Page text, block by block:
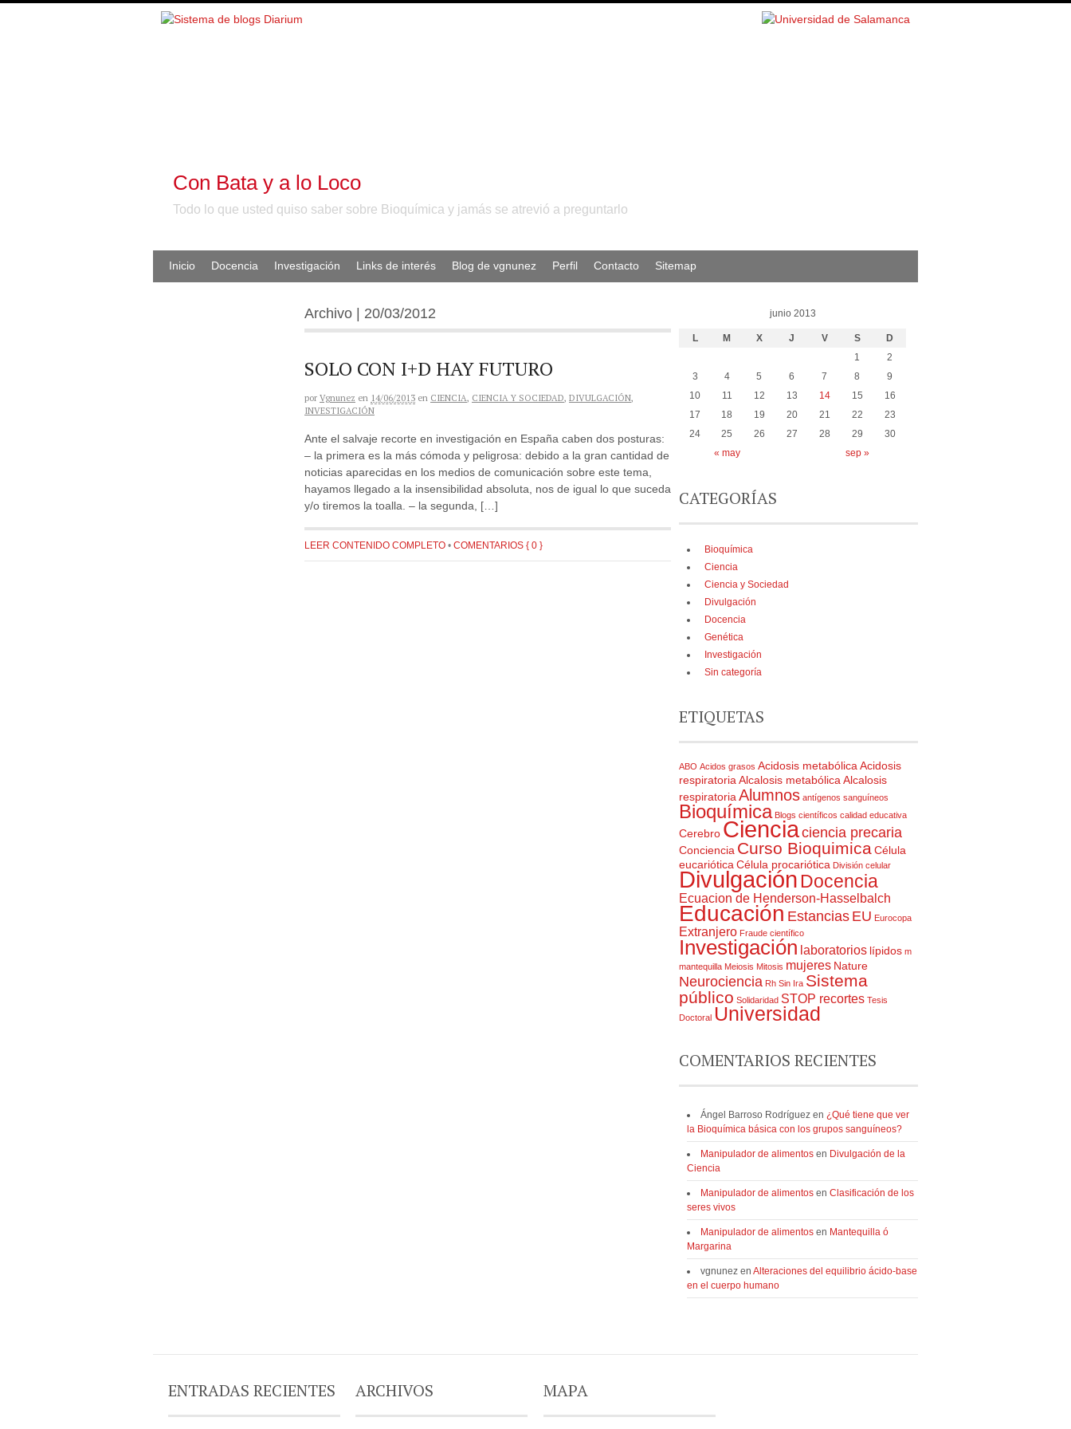
Con Bata y a lo Loco
Todo lo que usted quiso saber sobre Bioquímica y jamás se atrevió a preguntarlo
Inicio Docencia Investigación Links de interés Blog de vgnunez Perfil Contacto Sitemap
Archivo | 20/03/2012
SOLO CON I+D HAY FUTURO
por Vgnunez en 14/06/2013 en CIENCIA, CIENCIA Y SOCIEDAD, DIVULGACIÓN,
INVESTIGACIÓN
Ante el salvaje recorte en investigación en España caben dos posturas:
– la primera es la más cómoda y peligrosa: debido a la gran cantidad de
noticias aparecidas en los medios de comunicación sobre este tema,
hayamos llegado a la insensibilidad absoluta, nos de igual lo que suceda
y/o tiremos la toalla. – la segunda, […]
LEER CONTENIDO COMPLETO • COMENTARIOS { 0 }
junio 2013
L M X J V S D
« may sep »
1
2
3
4 5 6 7 8
9
10
11 12 13 14 15
16
17
18 19 20 21 22
23
24
25 26 27 28 29 30
CATEGORÍAS
Bioquímica
Ciencia
Ciencia y Sociedad
Divulgación
Docencia
Genética
Investigación
Sin categoría
ETIQUETAS
ABO Acidos grasos Acidosis metabólica Acidosis
respiratoria Alcalosis metabólica Alcalosis
respiratoria Alumnos antígenos sanguíneos
Bioquímica Blogs científicos calidad educativa
Cerebro Cienciaciencia precaria
Conciencia Curso Bioquimica Célula
eucariótica Célula procariótica División celular
DivulgaciónDocencia
Ecuacion de Henderson-Hasselbalch
Educación Estancias EU Eurocopa
Extranjero Fraude científico
Investigación laboratorios lípidos m
mantequilla Meiosis Mitosis mujeres Nature
Neurociencia Rh Sin Ira Sistema
público Solidaridad STOP recortes Tesis
Doctoral Universidad
COMENTARIOS RECIENTES
Ángel Barroso Rodríguez en ¿Qué tiene que ver
la Bioquímica básica con los grupos sanguíneos?
Manipulador de alimentos en Divulgación de la
Ciencia
Manipulador de alimentos en Clasificación de los
seres vivos
Manipulador de alimentos en Mantequilla ó
Margarina
vgnunez en Alteraciones del equilibrio ácido-base
en el cuerpo humano
ENTRADAS RECIENTES ARCHIVOS MAPA